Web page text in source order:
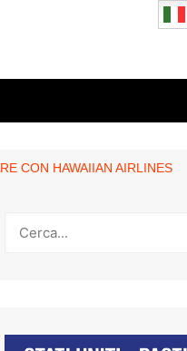
CON HAWAIIAN AIRLINES